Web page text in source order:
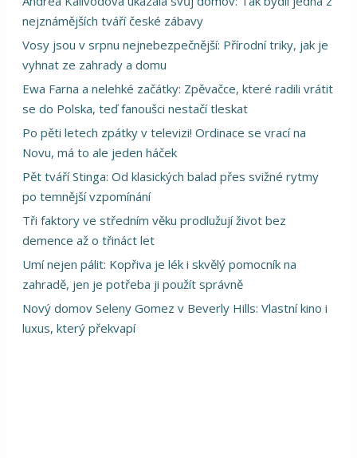
nejznámějších tváří české zábavy
Vosy jsou v srpnu nejnebezpečnější: Přírodní triky, jak je
vyhnat ze zahrady a domu
Ewa Farna a nelehké začátky: Zpěvačce, které radili vrátit
se do Polska, teď fanoušci nestačí tleskat
Po pěti letech zpátky v televizi! Ordinace se vrací na
Novu, má to ale jeden háček
Pět tváří Stinga: Od klasických balad přes svižné rytmy
po temnější vzpomínání
Tři faktory ve středním věku prodlužují život bez
demence až o třináct let
Umí nejen pálit: Kopřiva je lék i skvělý pomocník na
zahradě, jen je potřeba ji použít správně
Nový domov Seleny Gomez v Beverly Hills: Vlastní kino i
luxus, který překvapí